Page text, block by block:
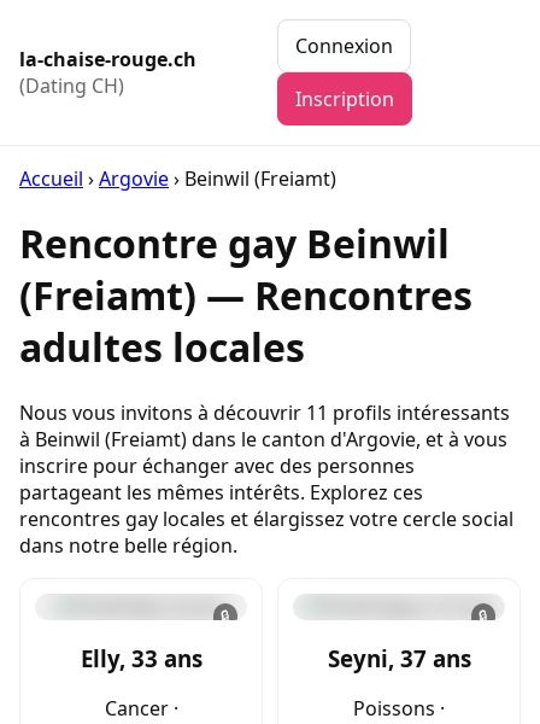
la-chaise-rouge.ch
(Dating CH)
Connexion
Inscription
Accueil ›Argovie› Beinwil (Freiamt)
Rencontre gay Beinwil
(Freiamt) — Rencontres
adultes locales
Nous vous invitons à découvrir 11 profils intéressants
à Beinwil (Freiamt) dans le canton d'Argovie, et à vous
inscrire pour échanger avec des personnes
partageant les mêmes intérêts. Explorez ces
rencontres gay locales et élargissez votre cercle social
dans notre belle région.
🔒
Elly, 33 ans
Cancer ·
🔒
Seyni, 37 ans
Poissons ·